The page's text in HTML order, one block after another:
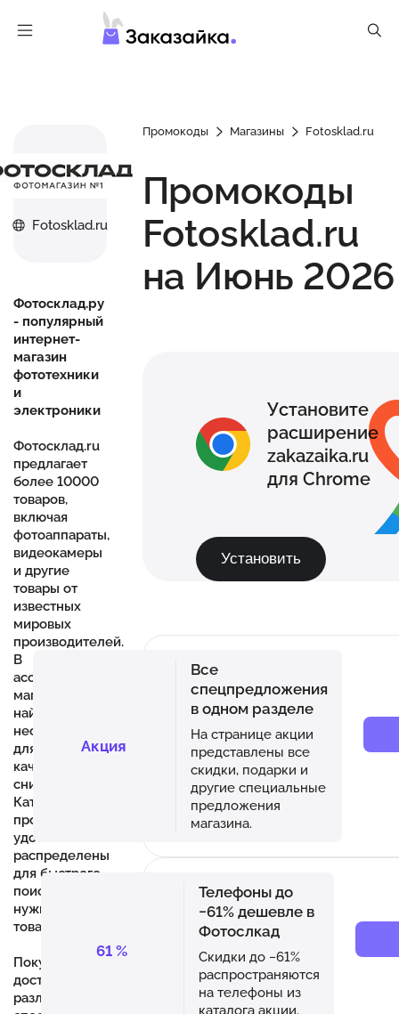
Fotosklad.ru
Фотосклад.ру
- популярный
интернет-
магазин
фототехники
и
электроники
Фотосклад.ru
предлагает
более 10000
товаров,
включая
фотоаппараты,
видеокамеры
и другие
товары от
известных
мировых
производителей.
В
ассортименте
магазина вы
найдете все
необходимое
для создания
качественных
снимков.
Категории
продукции
удобно
распределены
для быстрого
поиска
нужного
товара.
Покупателям
доступны
различные
Промокоды Магазины Fotosklad.ru
Промокоды
Fotosklad.ru
на Июнь 2026
Установите
расширение
zakazaika.ru
для Chrome
Установить
Акция
Все
спецпредложения
в одном разделе
На странице акции
представлены все
скидки, подарки и
другие специальные
предложения
магазина.
61 %
Телефоны до
−61% дешевле в
Фотослкад
Скидки до −61%
распространяются
на телефоны из
каталога акции.